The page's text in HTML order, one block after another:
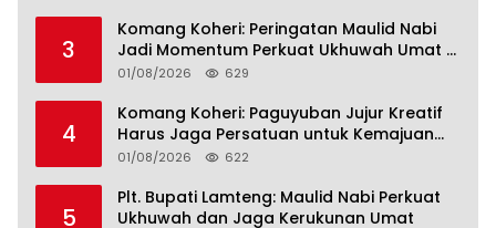
3
Komang Koheri: Peringatan Maulid Nabi
Jadi Momentum Perkuat Ukhuwah Umat di
Lampung Tengah
01/08/2026 629
4
Komang Koheri: Paguyuban Jujur Kreatif
Harus Jaga Persatuan untuk Kemajuan
Lampung Tengah
01/08/2026 622
5
Plt. Bupati Lamteng: Maulid Nabi Perkuat
Ukhuwah dan Jaga Kerukunan Umat